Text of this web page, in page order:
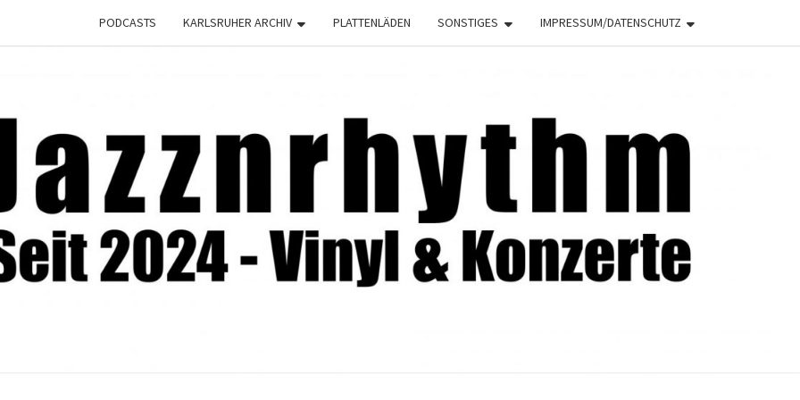
PODCASTS KARLSRUHER ARCHIV PLATTENLÄDEN SONSTIGES IMPRESSUM/DATENSCHUTZ
JAZZNRHYTHM
2024 –
Vinyl &
Konzerte